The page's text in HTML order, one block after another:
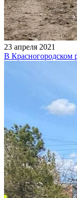
23 апреля 2021
В Красногородском